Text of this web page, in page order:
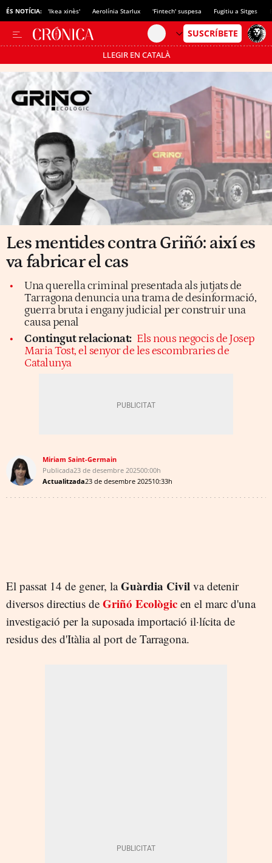
ÉS NOTÍCIA: 'Ikea xinès' Aerolínia Starlux 'Fintech' suspesa Fugitiu a Sitges
LLEGIR EN CATALÀ
Passa’t al mode estalvi
Les mentides contra Griñó: així es
va fabricar el cas
Una querella criminal presentada als jutjats de
Tarragona denuncia una trama de desinformació,
guerra bruta i engany judicial per construir una
causa penal
Contingut relacionat: Els nous negocis de Josep
Maria Tost, el senyor de les escombraries de
Catalunya
Miriam Saint-Germain
Publicada23 de desembre 202500:00h
Actualitzada23 de desembre 202510:33h
El passat 14 de gener, laGuàrdia Civil va detenir
diversos directius de Griñó Ecològic en el marc d'una
investigació per la suposada importació il·lícita de
residus des d'Itàlia al port de Tarragona.